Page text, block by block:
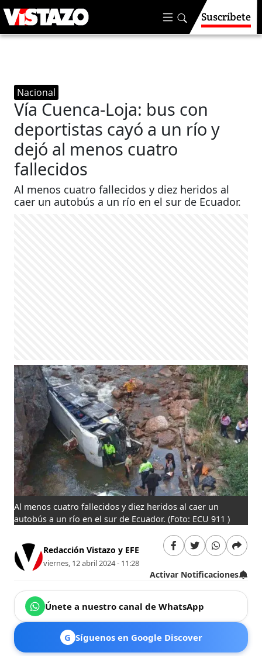
Suscríbete
Nacional
Vía Cuenca-Loja: bus con
deportistas cayó a un río y
dejó al menos cuatro
fallecidos
Al menos cuatro fallecidos y diez heridos al
caer un autobús a un río en el sur de Ecuador.
Al menos cuatro fallecidos y diez heridos al caer un
autobús a un río en el sur de Ecuador. (Foto: ECU 911 )
Redacción Vistazo y EFE
viernes, 12 abril 2024 - 11:28
Activar Notificaciones
Únete a nuestro canal de WhatsApp
G Síguenos en Google Discover